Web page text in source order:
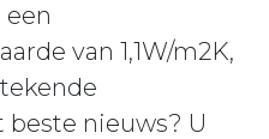
een
van 1,1W/m2K,
beste nieuws? U